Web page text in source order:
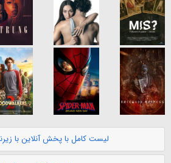
لیست کامل با پخش آنلاین با